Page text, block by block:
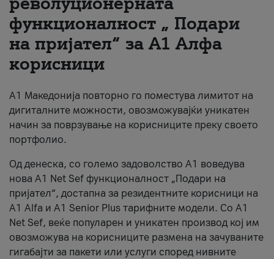
За нас
#ПодобарОнлајн
функционалност „ Подари
на пријател“ за А1 Алфа
корисници
А1 Македонија повторно го поместува лимитот на
дигиталните можности, овозможувајќи уникатен
начин за поврзување на корисниците преку своето
портфолио.
Од денеска, со големо задоволство А1 воведува
нова A1 Net Sef функционалност „Подари на
пријател“, достапна за резидентните корисници на
А1 Alfa и A1 Senior Plus тарифните модели. Со A1
Net Sef, веќе популарен и уникатен производ кој им
овозможува на корисниците размена на зачуваните
гигабајти за пакети или услуги според нивните